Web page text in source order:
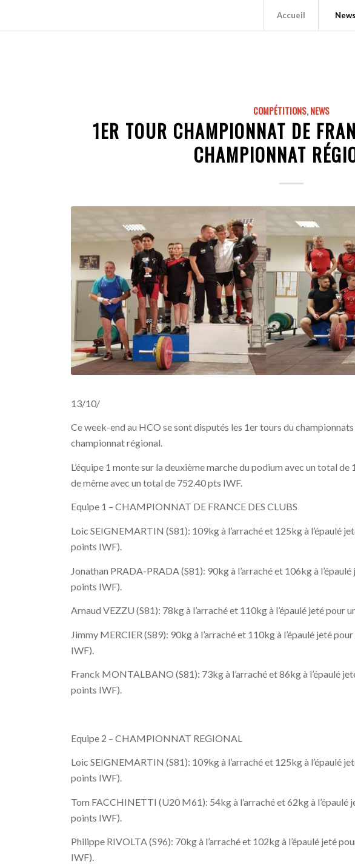
Accueil News
COMPÉTITIONS,NEWS
1ER TOUR CHAMPIONNAT DE
CHAMPIONNAT
13/10/
Ce week-end au HCO se sont disputés les 1er tours du
championnat régional.
L’équipe 1 monte sur la deuxième marche du podium avec un total
de même avec un total de 752.40 pts IWF.
Equipe 1 – CHAMPIONNAT DE FRANCE DES CLUBS
Loic SEIGNEMARTIN (S81): 109kg à l’arraché et 125kg à l’épaulé
points IWF).
Jonathan PRADA-PRADA (S81): 90kg à l’arraché et 106kg à
points IWF).
Arnaud VEZZU (S81): 78kg à l’arraché et 110kg à l’épaulé jeté
Jimmy MERCIER (S89): 90kg à l’arraché et 110kg à l’épaulé jeté
IWF).
Franck MONTALBANO (S81): 73kg à l’arraché et 86kg à l’épaulé
points IWF).
Equipe 2 – CHAMPIONNAT REGIONAL
Loic SEIGNEMARTIN (S81): 109kg à l’arraché et 125kg à l’épaulé
points IWF).
Tom FACCHINETTI (U20 M61): 54kg à l’arraché et 62kg à
points IWF).
Philippe RIVOLTA (S96): 70kg à l’arraché et 102kg à l’épaulé jeté
IWF).